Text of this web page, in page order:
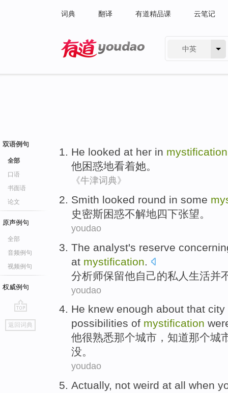
词典 翻译 有道精品课 云笔记
中英
双语例句
全部
口语
书面语
论文
原声例句
全部
音频例句
视频例句
权威例句
go
top
返回词典
He looked at her in mystification
他困惑地看着她。
《牛津词典》
Smith looked round in some
史密斯困惑不解地四下张望。
youdao
The analyst's reserve
at mystification
分析师保留他自己的私人 生活并
youdao
He knew enough about that city
possibilities of mystification
他很熟悉那个城市 ， 知道那个城
没。
youdao
Actually, not weird at all when